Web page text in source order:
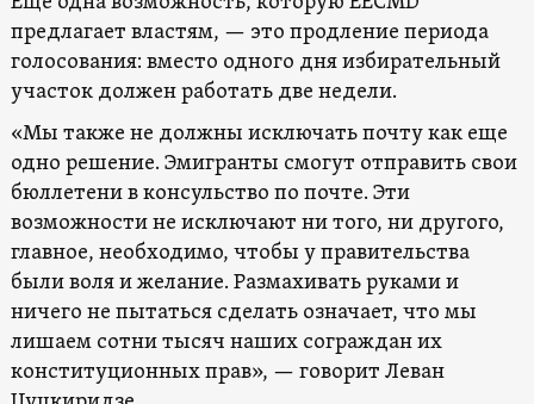
предлагает властям, — это продление периода
голосования: вместо одного дня избирательный
участок должен работать две недели.
«Мы также не должны исключать почту как еще
одно решение. Эмигранты смогут отправить свои
бюллетени в консульство по почте. Эти
возможности не исключают ни того, ни другого,
главное, необходимо, чтобы у правительства
были воля и желание. Размахивать руками и
ничего не пытаться сделать означает, что мы
лишаем сотни тысяч наших сограждан их
конституционных прав», — говорит Леван